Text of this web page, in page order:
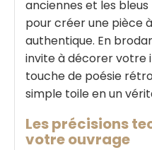
anciennes et les
pour créer une pièce
authentique. En
invite à décorer votre
touche de poésie
simple toile en un
Les précisions
votre ouvrage